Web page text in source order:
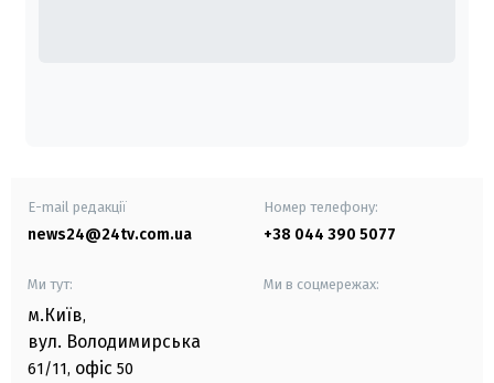
E-mail редакції
news24@24tv.com.ua
Номер телефону:
+38 044 390 5077
Ми тут:
м.Київ,
вул. Володимирська
61/11, офіс 50
Ми в соцмережах: